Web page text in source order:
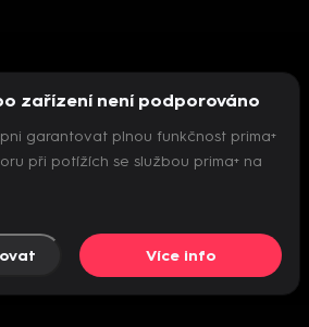
se inicializovat přehrávač
zařízení není podporováno
garantovat plnou funkčnost prima+
při potížích se službou prima+ na
Více info